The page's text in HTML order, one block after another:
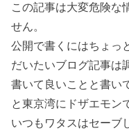
この記事は大変危険な
せん。
公開で書くにはちょっ
だいたいブログ記事は
書いて良いことと書い
と東京湾にドザエモン
いつもワタスはセーブ